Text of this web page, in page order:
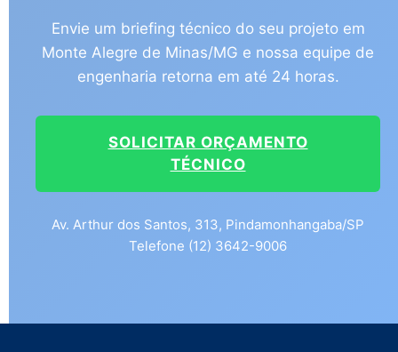
Envie um briefing técnico do seu projeto em
Monte Alegre de Minas/MG e nossa equipe de
engenharia retorna em até 24 horas.
SOLICITAR ORÇAMENTO
TÉCNICO
Av. Arthur dos Santos, 313, Pindamonhangaba/SP
Telefone (12) 3642-9006